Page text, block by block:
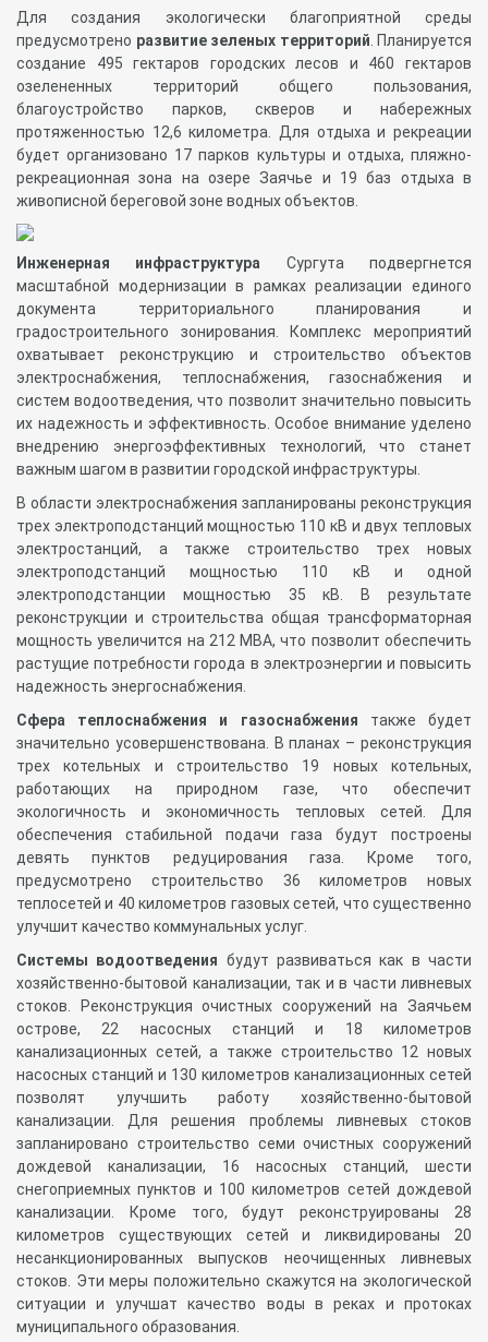
Для создания экологически благоприятной среды
предусмотрено развитие зеленых территорий . Планируется
создание 495 гектаров городских лесов и 460 гектаров
озелененных территорий общего пользования,
благоустройство парков, скверов и набережных
протяженностью 12,6 километра. Для отдыха и рекреации
будет организовано 17 парков культуры и отдыха, пляжно-
рекреационная зона на озере Заячье и 19 баз отдыха в
живописной береговой зоне водных объектов.
Инженерная инфраструктура Сургута подвергнется
масштабной модернизации в рамках реализации единого
документа территориального планирования и
градостроительного зонирования. Комплекс мероприятий
охватывает реконструкцию и строительство объектов
электроснабжения, теплоснабжения, газоснабжения и
систем водоотведения, что позволит значительно повысить
их надежность и эффективность. Особое внимание уделено
внедрению энергоэффективных технологий, что станет
важным шагом в развитии городской инфраструктуры.
В области электроснабжения запланированы реконструкция
трех электроподстанций мощностью 110 кВ и двух тепловых
электростанций, а также строительство трех новых
электроподстанций мощностью 110 кВ и одной
электроподстанции мощностью 35 кВ. В результате
реконструкции и строительства общая трансформаторная
мощность увеличится на 212 МВА, что позволит обеспечить
растущие потребности города в электроэнергии и повысить
надежность энергоснабжения.
Сфера теплоснабжения и газоснабжения также будет
значительно усовершенствована. В планах – реконструкция
трех котельных и строительство 19 новых котельных,
работающих на природном газе, что обеспечит
экологичность и экономичность тепловых сетей. Для
обеспечения стабильной подачи газа будут построены
девять пунктов редуцирования газа. Кроме того,
предусмотрено строительство 36 километров новых
теплосетей и 40 километров газовых сетей, что существенно
улучшит качество коммунальных услуг.
Системы водоотведения будут развиваться как в части
хозяйственно-бытовой канализации, так и в части ливневых
стоков. Реконструкция очистных сооружений на Заячьем
острове, 22 насосных станций и 18 километров
канализационных сетей, а также строительство 12 новых
насосных станций и 130 километров канализационных сетей
позволят улучшить работу хозяйственно-бытовой
канализации. Для решения проблемы ливневых стоков
запланировано строительство семи очистных сооружений
дождевой канализации, 16 насосных станций, шести
снегоприемных пунктов и 100 километров сетей дождевой
канализации. Кроме того, будут реконструированы 28
километров существующих сетей и ликвидированы 20
несанкционированных выпусков неочищенных ливневых
стоков. Эти меры положительно скажутся на экологической
ситуации и улучшат качество воды в реках и протоках
муниципального образования.